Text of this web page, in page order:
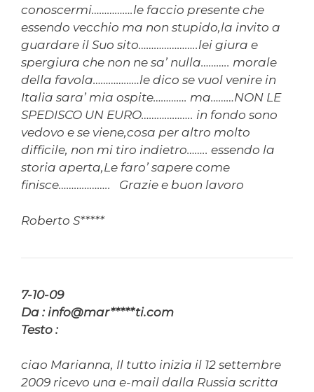
conoscermi…………….le faccio presente che
essendo vecchio ma non stupido,la invito a
guardare il Suo sito…………………..lei giura e
spergiura che non ne sa’ nulla……….. morale
della favola………………le dico se vuol venire in
Italia sara’ mia ospite…………. ma………NON LE
SPEDISCO UN EURO……………….. in fondo sono
vedovo e se viene,cosa per altro molto
difficile, non mi tiro indietro…….. essendo la
storia aperta,Le faro’ sapere come
finisce……………….. Grazie e buon lavoro
Roberto S*****
7-10-09
Da : info@mar*****ti.com
Testo :
ciao Marianna, Il tutto inizia il 12 settembre
2009 ricevo una e-mail dalla Russia scritta